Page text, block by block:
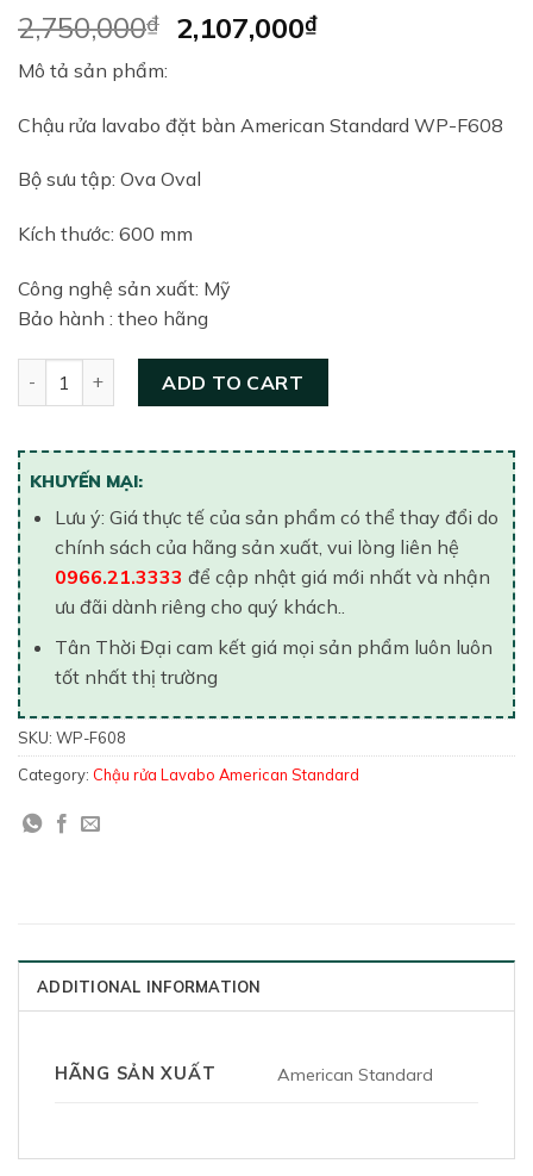
2,750,000₫
Original
2,750,000₫.
2,107,000₫Current
2,107,000₫.
Mô tả sản phẩm:
Chậu rửa lavabo đặt bàn American Standard WP-F608
Bộ sưu tập: Ova Oval
Kích thước: 600 mm
Công nghệ sản xuất: Mỹ
Bảo hành : theo hãng
ADD TO CART
KHUYẾN MẠI:
Lưu ý: Giá thực tế của sản phẩm có thể thay đổi do
chính sách của hãng sản xuất, vui lòng liên hệ
0966.21.3333 để cập nhật giá mới nhất và nhận
ưu đãi dành riêng cho quý khách..
Tân Thời Đại cam kết giá mọi sản phẩm luôn luôn
tốt nhất thị trường
SKU: WP-F608
Category: Chậu rửa Lavabo American Standard
ADDITIONAL INFORMATION
HÃNG SẢN XUẤT American Standard